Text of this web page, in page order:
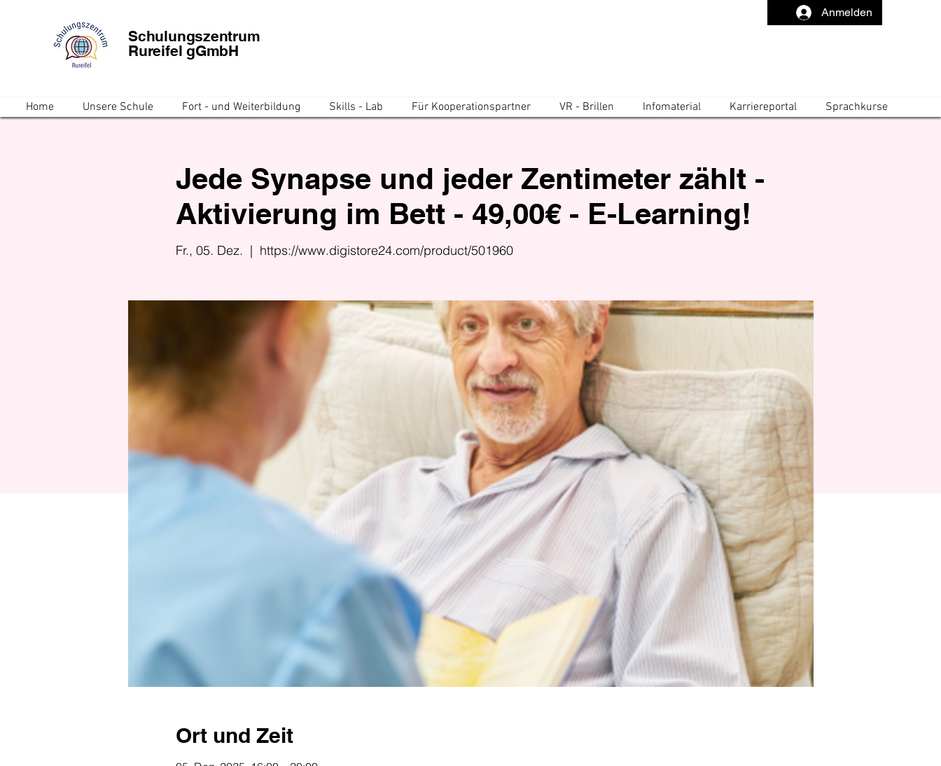
Anmelden
Schulungszentrum
Rureifel gGmbH
Home Unsere Schule Fort - und Weiterbildung Skills - Lab Für Kooperationspartner VR - Brillen Infomaterial Karriereportal Sprachkurse
Jede Synapse und jeder Zentimeter zählt -
Aktivierung im Bett - 49,00€ - E-Learning!
Fr., 05. Dez.
  |
https://www.digistore24.com/product/501960
Ort und Zeit